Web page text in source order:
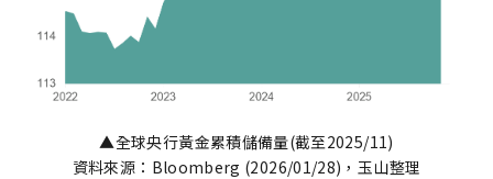
▲全球央行黃金累積儲備量(截至2025/11)
資料來源：Bloomberg (2026/01/28)，玉山整理